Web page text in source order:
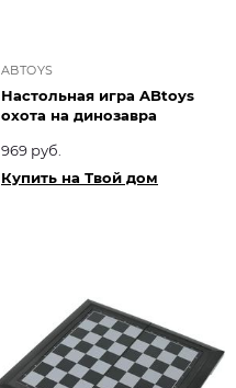
ABTOYS
Настольная игра ABtoys
охота на динозавра
969 руб.
Купить на Твой дом